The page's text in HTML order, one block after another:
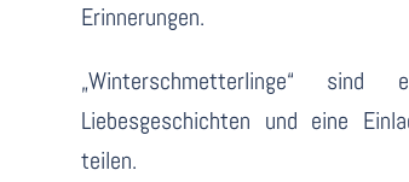
Erinnerungen.
„Winterschmetterlinge“ sind
Liebesgeschichten und eine
teilen.